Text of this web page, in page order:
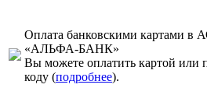
Оплата банковскими картами в
«АЛЬФА-БАНК»
Вы можете оплатить картой или
коду (подробнее).